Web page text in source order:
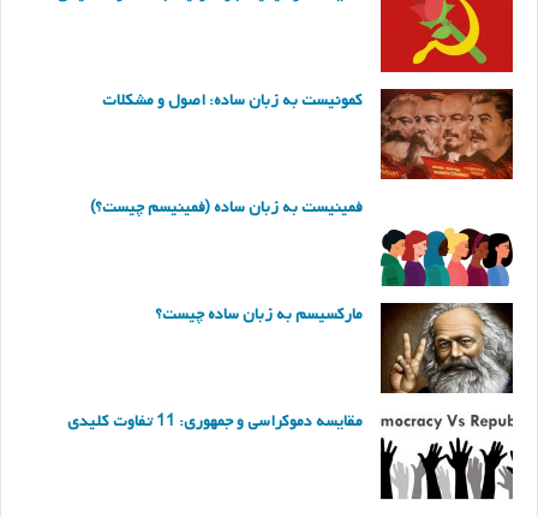
کمونیست به زبان ساده: اصول و مشکلات
فمینیست به زبان ساده (فمینیسم چیست؟)
مارکسیسم به زبان ساده چیست؟
مقایسه دموکراسی و جمهوری: 11 تفاوت کلیدی